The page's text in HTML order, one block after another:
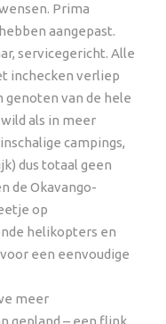
fees voor parken en
betreft
om de
overschrijden.
lokale heffingen
Prima
aangepast.
servicegericht. Alle
inchecken verliep
genoten van de hele
als in meer
campings,
dus totaal geen
de Okavango-
op
helikopters en
een eenvoudige
meer
gepland – een flink